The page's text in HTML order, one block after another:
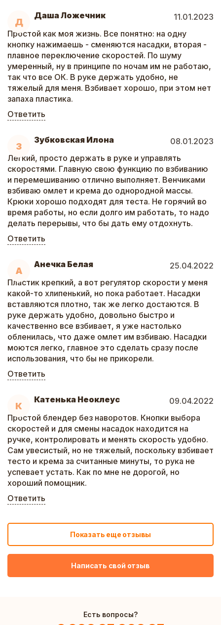
Д
Даша Ложечник
11.01.2023
Простой как моя жизнь. Все понятно: на одну
кнопку нажимаешь - сменяются насадки, вторая -
плавное переключение скоростей. По шуму
умеренный, ну в принципе по ночам им не работаю,
так что все ОК. В руке держать удобно, не
тяжелый для меня. Взбивает хорошо, при этом нет
запаха пластика.
Ответить
З
Зубковская Илона
08.01.2023
Легкий, просто держать в руке и управлять
скоростями. Главную свою функцию по взбиванию
и перемешиванию отлично выполняет. Венчиками
взбиваю омлет и крема до однородной массы.
Крюки хорошо подходят для теста. Не горячий во
время работы, но если долго им работать, то надо
делать перерывы, что бы дать ему отдохнуть.
Ответить
А
Анечка Белая
25.04.2022
Пластик крепкий, а вот регулятор скорости у меня
какой-то хлипенький, но пока работает. Насадки
вставляются плотно, так же легко достаются. В
руке держать удобно, довольно быстро и
качественно все взбивает, я уже настолько
обленилась, что даже омлет им взбиваю. Насадки
моются легко, главное это сделать сразу после
использования, что бы не прикорели.
Ответить
К
Катенька Неоклеус
09.04.2022
Простой блендер без наворотов. Кнопки выбора
скоростей и для смены насадок находится на
ручке, контролировать и менять скорость удобно.
Сам увесистый, но не тяжелый, поскольку взбивает
тесто и крема за считанные минуты, то рука не
успевает устать. Как по мне не дорогой, но
хороший помощник.
Ответить
Показать еще отзывы
Написать свой отзыв
Есть вопросы?